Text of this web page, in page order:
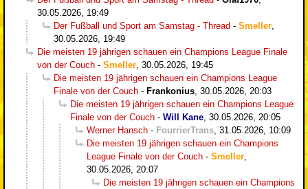
30.05.2026, 19:49
Der Fußball und Sport am Samstag - Thread - Smeller
30.05.2026, 19:49
Die meisten 19 jährigen schauen ein Champions League Finale
von der Couch - Smeller 30.05.2026, 19:45
Die meisten 19 jährigen schauen ein Champions League
Finale von der Couch - Frankonius 30.05.2026, 20:03
Die meisten 19 jährigen schauen ein Champions League
Finale von der Couch - Will Kane 30.05.2026, 20:05
Werner Hansch - FourrierTrans 31.05.2026, 10:09
Die meisten 19 jährigen schauen ein Champions
League Finale von der Couch - Smeller
30.05.2026, 20:07
Die meisten 19 jährigen schauen ein Champions